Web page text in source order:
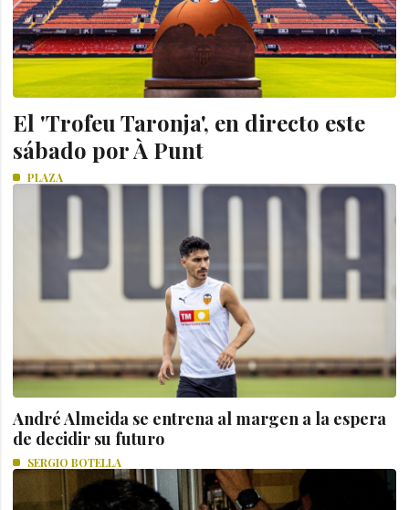
El 'Trofeu Taronja', en directo este
sábado por À Punt
PLAZA
André Almeida se entrena al margen a la espera
de decidir su futuro
SERGIO BOTELLA